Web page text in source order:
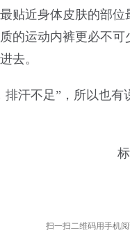
贴近身体皮肤的部
的运动内裤更必不
去。
汗不足”，所以也
扫一扫二维码用手机